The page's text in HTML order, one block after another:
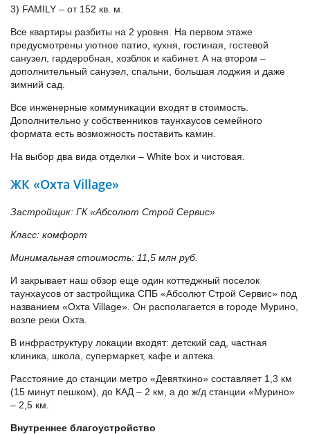
3) FAMILY – от 152 кв. м.
Все квартиры разбиты на 2 уровня. На первом этаже
предусмотрены уютное патио, кухня, гостиная, гостевой
санузел, гардеробная, хозблок и кабинет. А на втором –
дополнительный санузел, спальни, большая лоджия и даже
зимний сад.
Все инженерные коммуникации входят в стоимость.
Дополнительно у собственников таунхаусов семейного
формата есть возможность поставить камин.
На выбор два вида отделки – White box и чистовая.
ЖК «Охта Village»
Застройщик: ГК «Абсолют Строй Сервис»
Класс: комфорт
Минимальная стоимость: 11,5 млн руб.
И закрывает наш обзор еще один коттеджный поселок
таунхаусов от застройщика СПБ «Абсолют Строй Сервис» под
названием «Охта Village». Он располагается в городе Мурино,
возле реки Охта.
В инфраструктуру локации входят: детский сад, частная
клиника, школа, супермаркет, кафе и аптека.
Расстояние до станции метро «Девяткино» составляет 1,3 км
(15 минут пешком), до КАД – 2 км, а до ж/д станции «Мурино»
– 2,5 км.
Внутреннее благоустройство